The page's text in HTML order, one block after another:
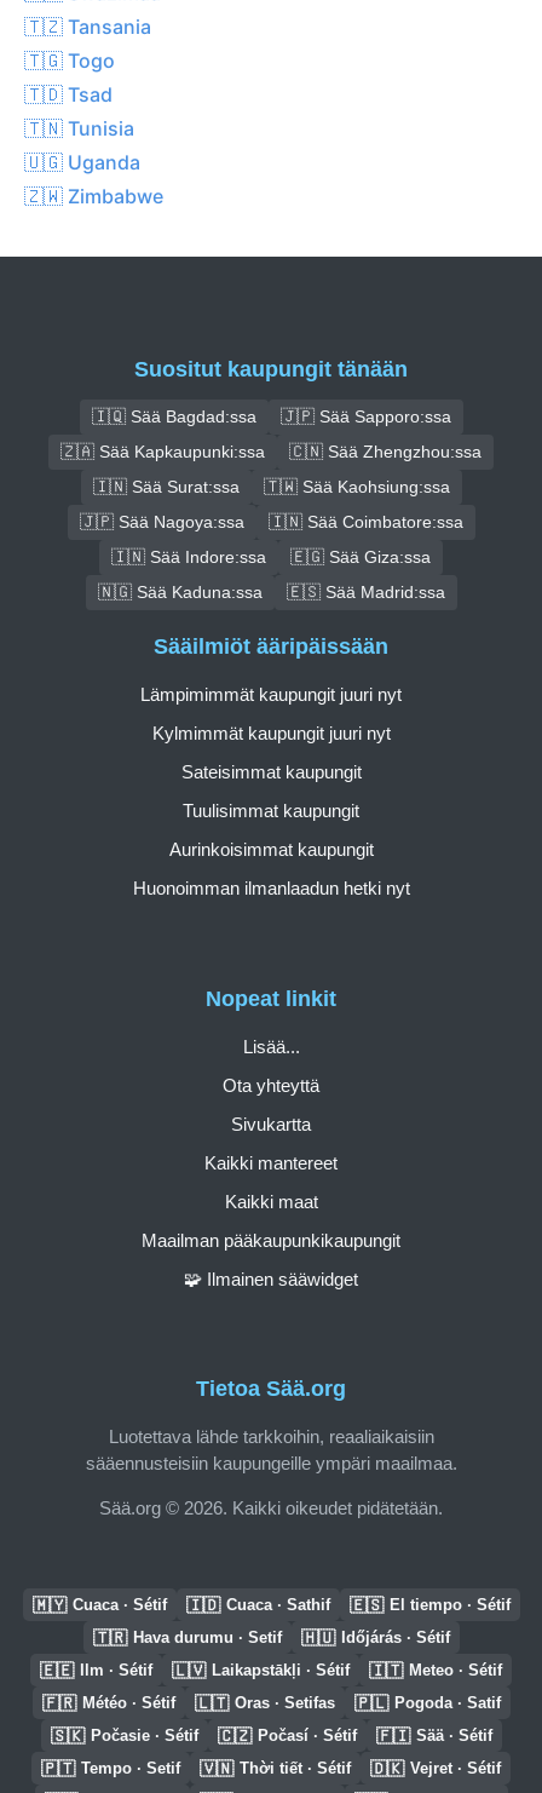
🇹🇿 Tansania
🇹🇬 Togo
🇹🇩 Tsad
🇹🇳 Tunisia
🇺🇬 Uganda
🇿🇼 Zimbabwe
Suositut kaupungit tänään
🇮🇶 Sää Bagdad:ssa
🇯🇵 Sää Sapporo:ssa
🇿🇦 Sää Kapkaupunki:ssa
🇨🇳 Sää Zhengzhou:ssa
🇮🇳 Sää Surat:ssa
🇹🇼 Sää Kaohsiung:ssa
🇯🇵 Sää Nagoya:ssa
🇮🇳 Sää Coimbatore:ssa
🇮🇳 Sää Indore:ssa
🇪🇬 Sää Giza:ssa
🇳🇬 Sää Kaduna:ssa
🇪🇸 Sää Madrid:ssa
Tietoa Sää.org
Luotettava lähde tarkkoihin, reaaliaikaisiin
sääennusteisiin kaupungeille ympäri maailmaa.
Sää.org © 2026. Kaikki oikeudet pidätetään.
Nopeat linkit
Lisää...
Ota yhteyttä
Sivukartta
Kaikki mantereet
Kaikki maat
Maailman pääkaupunkikaupungit
🧩 Ilmainen sääwidget
Sääilmiöt ääripäissään
Lämpimimmät kaupungit juuri nyt
Kylmimmät kaupungit juuri nyt
Sateisimmat kaupungit
Tuulisimmat kaupungit
Aurinkoisimmat kaupungit
Huonoimman ilmanlaadun hetki nyt
🇲🇾 Cuaca · Sétif 🇮🇩 Cuaca · Sathif 🇪🇸 El tiempo · Sétif
🇹🇷 Hava durumu · Setif 🇭🇺 Időjárás · Sétif
🇪🇪 Ilm · Sétif 🇱🇻 Laikapstākļi · Sétif 🇮🇹 Meteo · Sétif
🇫🇷 Météo · Sétif 🇱🇹 Oras · Setifas 🇵🇱 Pogoda · Satif
🇸🇰 Počasie · Sétif 🇨🇿 Počasí · Sétif 🇫🇮 Sää · Sétif
🇵🇹 Tempo · Setif 🇻🇳 Thời tiết · Sétif 🇩🇰 Vejret · Sétif